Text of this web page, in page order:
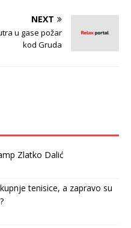
NEXT
u gase požar
kod Gruda
Zlatko Dalić
tenisice, a zapravo su